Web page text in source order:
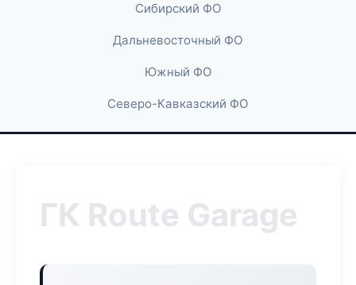
Сибирский ФО
Дальневосточный ФО
Южный ФО
Северо-Кавказский ФО
ГК Route Garage